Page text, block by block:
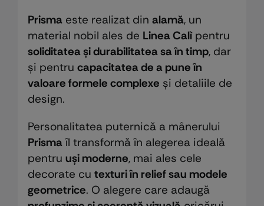
Prismaeste realizat din alamă, un
material nobil ales de Linea Calìpentru
soliditatea și durabilitatea sa în timp, dar
și pentru capacitatea de a pune în
valoare formele complexe și detaliile de
design.
Personalitatea puternică a mânerului
Prismaîl transformă în alegerea ideală
pentru uși moderne, mai ales cele
decorate cu texturi în relief sau modele
geometrice. O alegere care adaugă